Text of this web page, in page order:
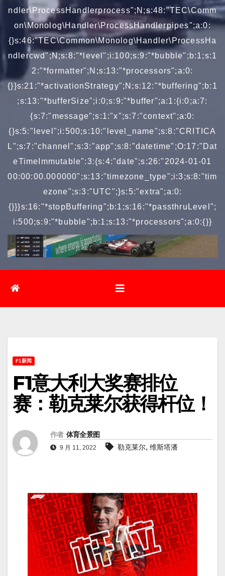
ndler\ProcessHandlerprocess";N;s:48:"TEC\Comm
on\Monolog\Handler\ProcessHandlerpipes";a:0:
{}s:46:"TEC\Common\Monolog\Handler\ProcessHa
ndlercwd";N;s:8:"*level";i:100;s:9:"*bubble";b:1;s:1
2:"*formatter";N;s:13:"*processors";a:0:
{}}s:21:"*activationStrategy";N;s:12:"*buffering";b:1
;s:13:"*bufferSize";i:0;s:9:"*buffer";a:1:{i:0;a:7:
{s:7:"message";s:1:"x";s:7:"context";a:0:
{}s:5:"level";i:500;s:10:"level_name";s:8:"CRITICA
L";s:7:"channel";s:3:"app";s:8:"datetime";O:17:"Dat
eTimeImmutable":3:{s:4:"date";s:26:"2024-01-01
00:00:00.000000";s:13:"timezone_type";i:3;s:8:"tim
ezone";s:3:"UTC";}s:5:"extra";a:0:
{}}}s:16:"*stopBuffering";b:1;s:16:"*passthruLevel";
i:500;s:9:"*bubble";b:1;s:13:"*processors";a:0:{}}
F1新闻
F1意大利大奖赛排位
赛：勒克莱尔获得杆位！
作者 体育全景图
9 月 11, 2022 勒克莱尔, 维斯塔潘